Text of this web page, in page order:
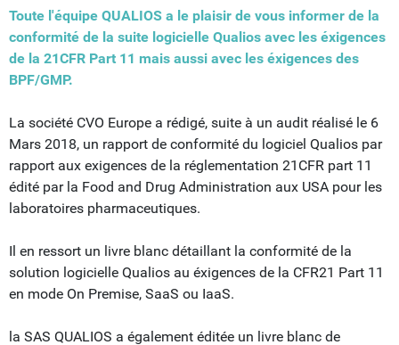
Toute l'équipe QUALIOS a le plaisir de vous informer de la
conformité de la suite logicielle Qualios avec les éxigences
de la 21CFR Part 11 mais aussi avec les éxigences des
BPF/GMP.
La société CVO Europe a rédigé, suite à un audit réalisé le 6
Mars 2018, un rapport de conformité du logiciel Qualios par
rapport aux exigences de la réglementation 21CFR part 11
édité par la Food and Drug Administration aux USA pour les
laboratoires pharmaceutiques.
Il en ressort un livre blanc détaillant la conformité de la
solution logicielle Qualios au éxigences de la CFR21 Part 11
en mode On Premise, SaaS ou IaaS.
la SAS QUALIOS a également éditée un livre blanc de